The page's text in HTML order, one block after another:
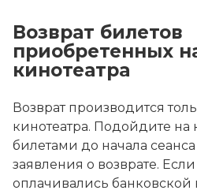
Возврат билетов
приобретенных
кинотеатра
Возврат производится
кинотеатра. Подойдите на
билетами до начала
заявления о возврате.
оплачивались